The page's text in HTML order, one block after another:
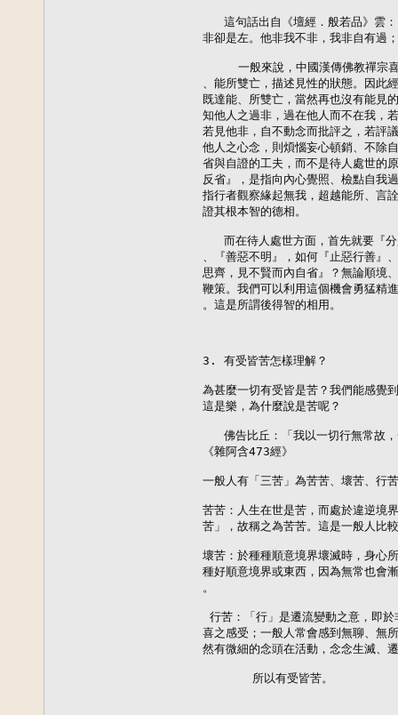
這句話出自《壇經．般若品》雲
非卻是左。他非我不非，我非自有過
一般來說，中國漢傳佛教禪宗
、能所雙亡，描述見性的狀態。因此
既達能、所雙亡，當然再也沒有能見
知他人之過非，過在他人而不在我，
若見他非，自不動念而批評之，若評
他人之心念，則煩惱妄心頓銷、不除
省與自證的工夫，而不是待人處世的
反省』，是指向內心覺照、檢點自我
指行者觀察緣起無我，超越能所、言
證其根本智的德相。
而在待人處世方面，首先就要『
、『善惡不明』，如何『止惡行善』
思齊，見不賢而內自省』？無論順境
鞭策。我們可以利用這個機會勇猛精
。這是所謂後得智的相用。
3. 有受皆苦怎樣理解？
為甚麼一切有受皆是苦？我們能感覺
這是樂，為什麼說是苦呢？
佛告比丘：「我以一切行無常故
《雜阿含473經》
一般人有「三苦」為苦苦、壞苦、行
苦苦：人生在世是苦，而處於違逆境
苦」，故稱之為苦苦。這是一般人比
壞苦：於種種順意境界壞滅時，身心
種好順意境界或東西，因為無常也會
。
行苦：「行」是遷流變動之意，即
喜之感受；一般人常會感到無聊、無
然有微細的念頭在活動，念念生滅、
       所以有受皆苦。